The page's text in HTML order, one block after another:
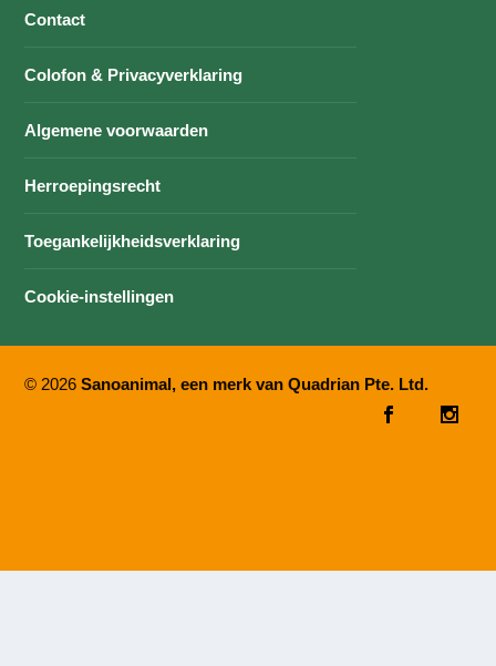
Contact
Colofon & Privacyverklaring
Algemene voorwaarden
Herroepingsrecht
Toegankelijkheidsverklaring
Cookie-instellingen
© 2026Sanoanimal, een merk van Quadrian Pte. Ltd.